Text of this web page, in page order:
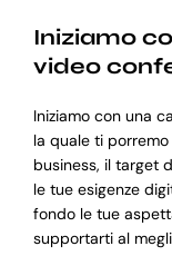
Iniziamo
video
Iniziamo con una
la quale ti
business, il target
le tue esigenze
fondo le tue
supportarti al